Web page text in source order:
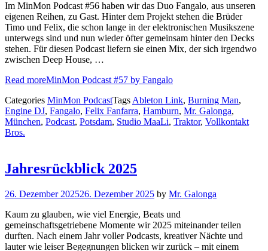
Im MinMon Podcast #56 haben wir das Duo Fangalo, aus unseren
eigenen Reihen, zu Gast. Hinter dem Projekt stehen die Brüder
Timo und Felix, die schon lange in der elektronischen Musikszene
unterwegs sind und nun wieder öfter gemeinsam hinter den Decks
stehen. Für diesen Podcast liefern sie einen Mix, der sich irgendwo
zwischen Deep House, …
Read moreMinMon Podcast #57 by Fangalo
Categories MinMon PodcastTags Ableton Link, Burning Man,
Engine DJ, Fangalo, Felix Fanfarra, Hamburn, Mr. Galonga,
München, Podcast, Potsdam, Studio MaaLi, Traktor, Vollkontakt
Bros.
Jahresrückblick 2025
26. Dezember 202526. Dezember 2025 by Mr. Galonga
Kaum zu glauben, wie viel Energie, Beats und
gemeinschaftsgetriebene Momente wir 2025 miteinander teilen
durften. Nach einem Jahr voller Podcasts, kreativer Nächte und
lauter wie leiser Begegnungen blicken wir zurück – mit einem